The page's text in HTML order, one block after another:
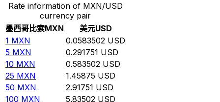
Rate information of MXN/USD
currency pair
墨西哥比索MXN 美元USD
1 MXN 0.0583502 USD
5 MXN 0.291751 USD
10 MXN 0.583502 USD
25 MXN 1.45875 USD
50 MXN 2.91751 USD
100 MXN 5.83502 USD